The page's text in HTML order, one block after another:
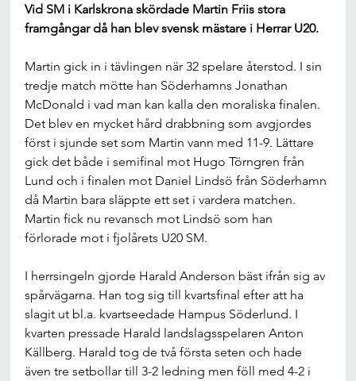
Vid SM i Karlskrona skördade Martin Friis stora
framgångar då han blev svensk mästare i Herrar U20.
Martin gick in i tävlingen när 32 spelare återstod. I sin
tredje match mötte han Söderhamns Jonathan
McDonald i vad man kan kalla den moraliska finalen.
Det blev en mycket hård drabbning som avgjordes
först i sjunde set som Martin vann med 11-9. Lättare
gick det både i semifinal mot Hugo Törngren från
Lund och i finalen mot Daniel Lindsö från Söderhamn
då Martin bara släppte ett set i vardera matchen.
Martin fick nu revansch mot Lindsö som han
förlorade mot i fjolårets U20 SM.
I herrsingeln gjorde Harald Anderson bäst ifrån sig av
spårvägarna. Han tog sig till kvartsfinal efter att ha
slagit ut bl.a. kvartseedade Hampus Söderlund. I
kvarten pressade Harald landslagsspelaren Anton
Källberg. Harald tog de två första seten och hade
även tre setbollar till 3-2 ledning men föll med 4-2 i